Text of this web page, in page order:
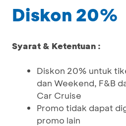
Diskon 20%
Syarat & Ketentuan :
Diskon 20% untuk
dan Weekend, F&B
Car Cruise
Promo tidak dapat
promo lain